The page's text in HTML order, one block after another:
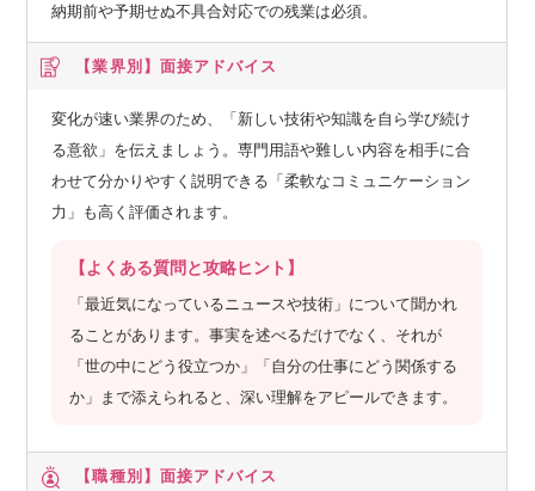
納期前や予期せぬ不具合対応での残業は必須。
【業界別】 面接アドバイス
変化が速い業界のため、「新しい技術や知識を自ら学び続け
る意欲」を伝えましょう。専門用語や難しい内容を相手に合
わせて分かりやすく説明できる「柔軟なコミュニケーション
力」も高く評価されます。
【よくある質問と攻略ヒント】
「最近気になっているニュースや技術」について聞かれ
ることがあります。事実を述べるだけでなく、それが
「世の中にどう役立つか」「自分の仕事にどう関係する
か」まで添えられると、深い理解をアピールできます。
【職種別】 面接アドバイス